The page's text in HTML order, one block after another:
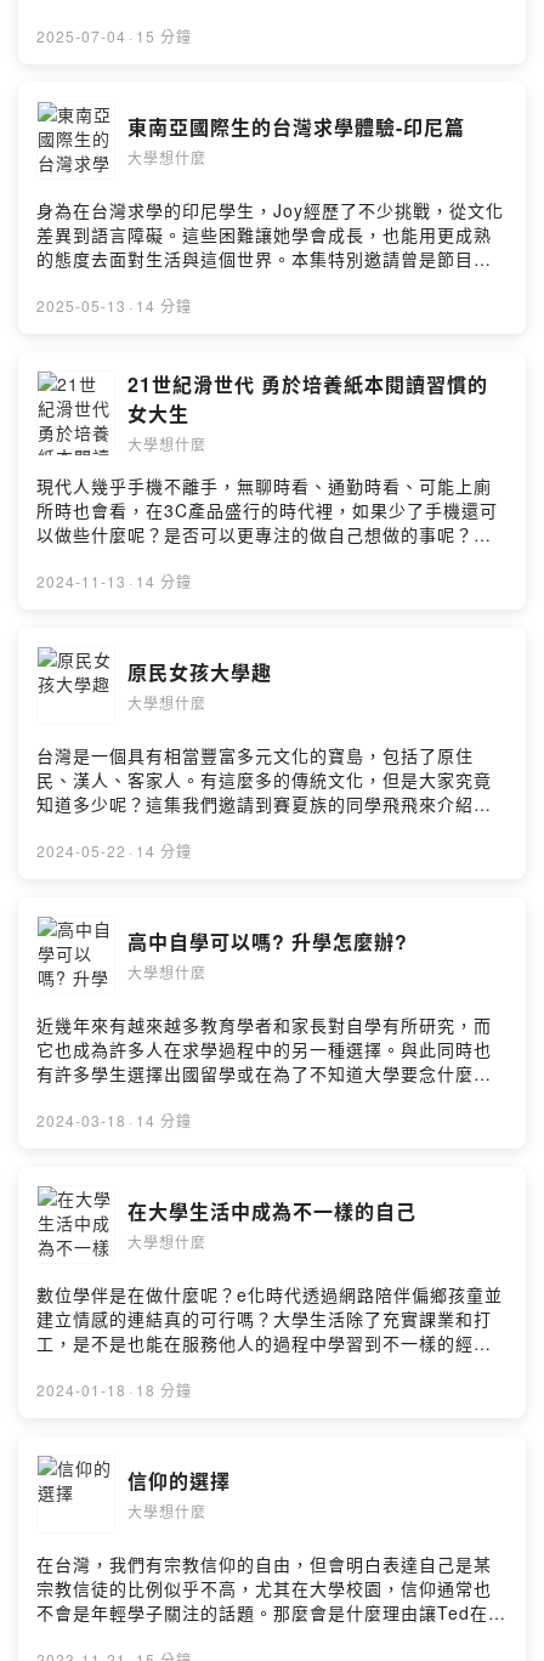
節目：
https://open.firstory.me/user/ckrrmmi7fefgo0925vd44
62qm/commentsPowered by Firstory Hosting
2025-07-04 · 15 分鐘
東南亞國際生的台灣求學體驗-印尼篇
大學想什麼
身為在台灣求學的印尼學生，Joy經歷了不少挑戰，從文化
差異到語言障礙。這些困難讓她學會成長，也能用更成熟
的態度去面對生活與這個世界。本集特別邀請曾是節目受
後的成長吧!!小額贊助支持本節目：
https://open.firstory.me/user/ckrrmmi7fefgo0925vd44
62qm/commentsPowered by Firstory Hosting
2025-05-13 · 14 分鐘
21世紀滑世代 勇於培養紙本閱讀習慣的
女大生
大學想什麼
現代人幾乎手機不離手，無聊時看、通勤時看、可能上廁
所時也會看，在3C產品盛行的時代裡，如果少了手機還可
以做些什麼呢？是否可以更專注的做自己想做的事呢？想
大生Chloe是怎麼做到的...小額贊助支持本節目：
https://open.firstory.me/user/ckrrmmi7fefgo0925vd44
62qm/commentsPowered by Firstory Hosting
2024-11-13 · 14 分鐘
原民女孩大學趣
大學想什麼
台灣是一個具有相當豐富多元文化的寶島，包括了原住
民、漢人、客家人。有這麼多的傳統文化，但是大家究竟
知道多少呢？這集我們邀請到賽夏族的同學飛飛來介紹他
問題，究竟她是如何應對那些令人翻白眼的疑問呢……小
62qm留言告訴我你對這一集的想法：
https://open.firstory.me/user/ckrrmmi7fefgo0925vd44
62qm/commentsPowered by Firstory Hosting
2024-05-22 · 14 分鐘
高中自學可以嗎? 升學怎麼辦?
大學想什麼
近幾年來有越來越多教育學者和家長對自學有所研究，而
它也成為許多人在求學過程中的另一種選擇。與此同時也
有許多學生選擇出國留學或在為了不知道大學要念什麼而
你？如何選擇自己喜歡的學校？這集節目讓我們聽聽自學
贊助支持本節目：
https://open.firstory.me/user/ckrrmmi7fefgo0925vd44
62qm留言告訴我你對這一集的想法：
62qm/commentsPowered by Firstory Hosting
2024-03-18 · 14 分鐘
在大學生活中成為不一樣的自己
大學想什麼
數位學伴是在做什麼呢？e化時代透過網路陪伴偏鄉孩童並
建立情感的連結真的可行嗎？大學生活除了充實課業和打
工，是不是也能在服務他人的過程中學習到不一樣的經驗
這集節目讓我們聽聽兩位來自不同科系卻因這個計畫建立
62qm留言告訴我你對這一集的想法：
https://open.firstory.me/user/ckrrmmi7fefgo0925vd44
62qm/commentsPowered by Firstory Hosting
2024-01-18 · 18 分鐘
信仰的選擇
大學想什麼
在台灣，我們有宗教信仰的自由，但會明白表達自己是某
宗教信徒的比例似乎不高，尤其在大學校園，信仰通常也
不會是年輕學子關注的話題。那麼會是什麼理由讓Ted在大